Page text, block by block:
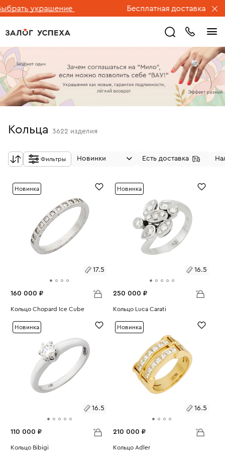
украшение Бесплатная доставка
Кольца 3622 изделия
Фильтры Новинки Есть доставка
Новинка
17.5
160 000 ₽
Размеры:
17.5
Кольцо Chopard Ice Cube
Новинка
16.5
250 000 ₽
Размеры:
16.5
Кольцо Luca Carati
Новинка
16.5
110 000 ₽
Размеры:
Кольцо Bibigi
Новинка
16.5
210 000 ₽
Размеры:
Кольцо Adler